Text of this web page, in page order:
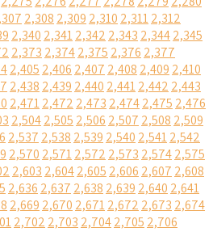
2,308 2,309 2,310 2,3112,312
2,340 2,3412,342 2,343 2,3442,345
2,373 2,3742,375 2,376 2,377
2,405 2,406 2,407 2,408 2,409 2,410
2,438 2,439 2,440 2,4412,442 2,443
2,4712,472 2,473 2,4742,475 2,476
2,5042,505 2,506 2,507 2,508 2,509
2,537 2,538 2,539 2,540 2,5412,542
2,570 2,5712,572 2,573 2,5742,575
2,603 2,6042,605 2,606 2,607 2,608
2,636 2,637 2,638 2,639 2,640 2,641
2,669 2,670 2,6712,672 2,673 2,674
2,702 2,703 2,7042,705 2,706